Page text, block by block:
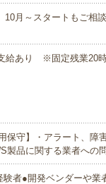
月～スタートもご相
給あり ※固定残業20
保守】・アラート、障
製品に関する業者への
験者●開発ベンダーや